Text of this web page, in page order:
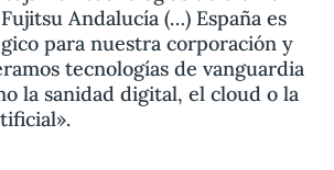
Andalucía (…) España es
para nuestra corporación y
tecnologías de vanguardia
la sanidad digital, el cloud o la